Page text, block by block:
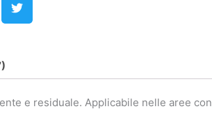
e residuale. Applicabile nelle aree con